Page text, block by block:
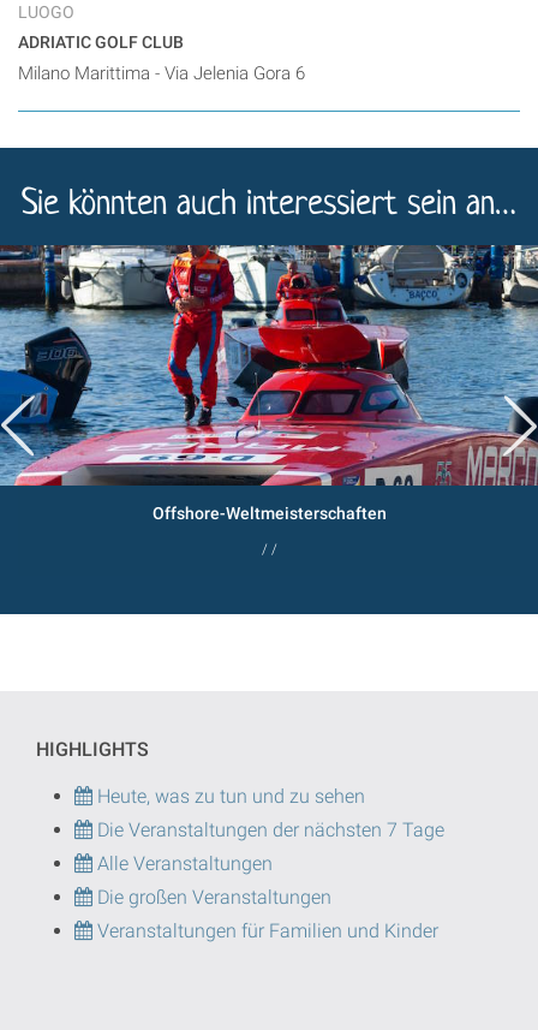
LUOGO
ADRIATIC GOLF CLUB
Milano Marittima - Via Jelenia Gora 6
Sie könnten auch interessiert sein an…
Offshore-Weltmeisterschaften
/ /
HIGHLIGHTS
Heute, was zu tun und zu sehen
Die Veranstaltungen der nächsten 7 Tage
Alle Veranstaltungen
Die großen Veranstaltungen
Veranstaltungen für Familien und Kinder